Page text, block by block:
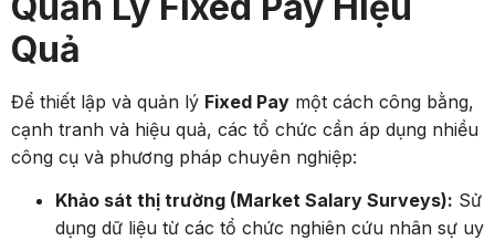
Quả
Để thiết lập và quản lý Fixed Pay một cách công bằng,
cạnh tranh và hiệu quả, các tổ chức cần áp dụng nhiều
công cụ và phương pháp chuyên nghiệp:
Khảo sát thị trường (Market Salary Surveys): Sử
dụng dữ liệu từ các tổ chức nghiên cứu nhân sự uy